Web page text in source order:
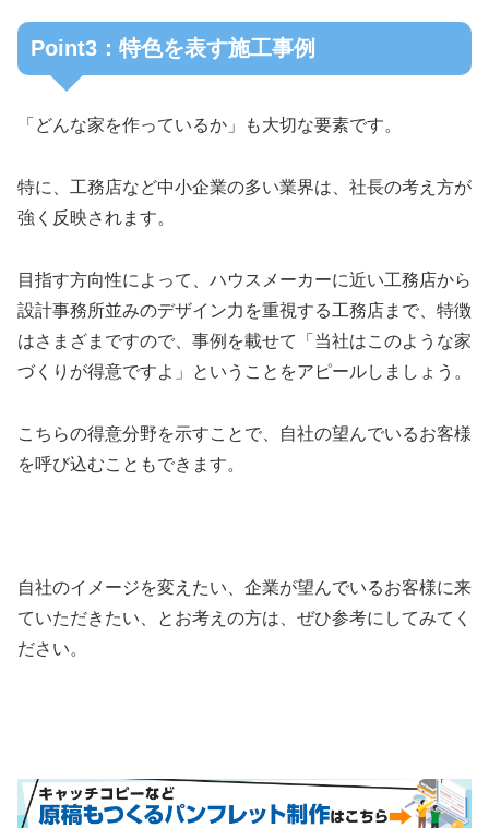
Point3：特色を表す施工事例
「どんな家を作っているか」も大切な要素です。
特に、工務店など中小企業の多い業界は、社長の考え方が
強く反映されます。
目指す方向性によって、ハウスメーカーに近い工務店から
設計事務所並みのデザイン力を重視する工務店まで、特徴
はさまざまですので、事例を載せて「当社はこのような家
づくりが得意ですよ」ということをアピールしましょう。
こちらの得意分野を示すことで、自社の望んでいるお客様
を呼び込むこともできます。
自社のイメージを変えたい、企業が望んでいるお客様に来
ていただきたい、とお考えの方は、ぜひ参考にしてみてく
ださい。